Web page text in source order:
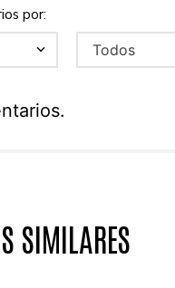
Todos
SIMILARES